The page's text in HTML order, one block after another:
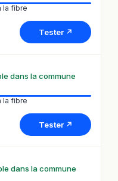
la fibre
Tester ↗
dans la commune
la fibre
Tester ↗
dans la commune